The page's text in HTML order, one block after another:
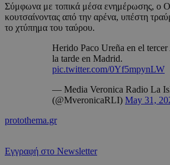
Σύμφωνα με τοπικά μέσα ενημέρωσης, ο
κουτσαίνοντας από την αρένα, υπέστη
το χτύπημα του ταύρου.
Herido Paco Ureña en el
la tarde en Madrid.
pic.twitter.com/0Yf5mpynLW
— Media Veronica Radio La
(@MveronicaRLI) May 31,
protothema.gr
Εγγραφή στο Newsletter